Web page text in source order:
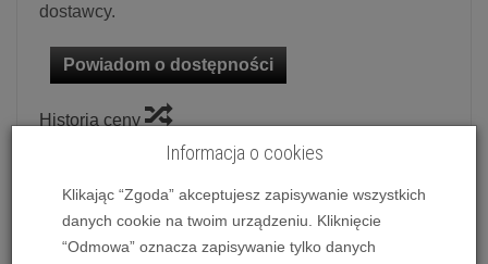
dostawcy.
Powiadom o dostępności
Historia ceny
1 790,00 zł/ szt.
Informacja o cookies
Klikając “Zgoda” akceptujesz zapisywanie wszystkich
danych cookie na twoim urządzeniu. Kliknięcie
“Odmowa” oznacza zapisywanie tylko danych